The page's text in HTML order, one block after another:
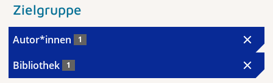
Zielgruppe
Autor*innen 1
Bibliothek 1